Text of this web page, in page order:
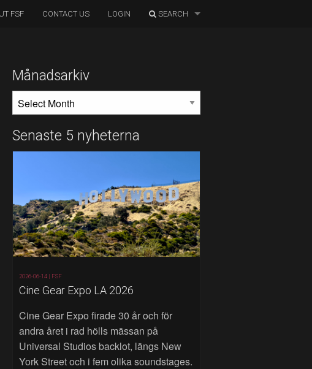
FSF CONTACT US LOGIN SEARCH
Månadsarkiv
Senaste 5 nyheterna
2026-06-14 | FSF
Cine Gear Expo LA 2026
Cine Gear Expo firade 30 år och för
andra året i rad hölls mässan på
Universal Studios backlot, längs New
York Street och i fem olika soundstages.